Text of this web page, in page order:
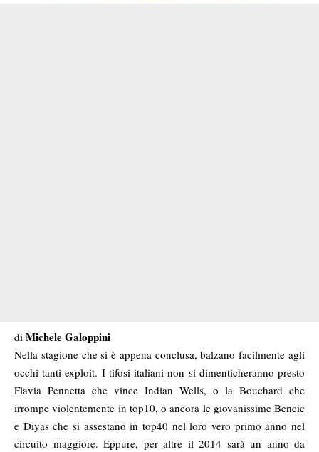
di Michele Galoppini
Nella stagione che si è appena conclusa, balzano facilmente agli
occhi tanti exploit. I tifosi italiani non si dimenticheranno presto
Flavia Pennetta che vince Indian Wells, o la Bouchard che
irrompe violentemente in top10, o ancora le giovanissime Bencic
e Diyas che si assestano in top40 nel loro vero primo anno nel
circuito maggiore. Eppure, per altre il 2014 sarà un anno da